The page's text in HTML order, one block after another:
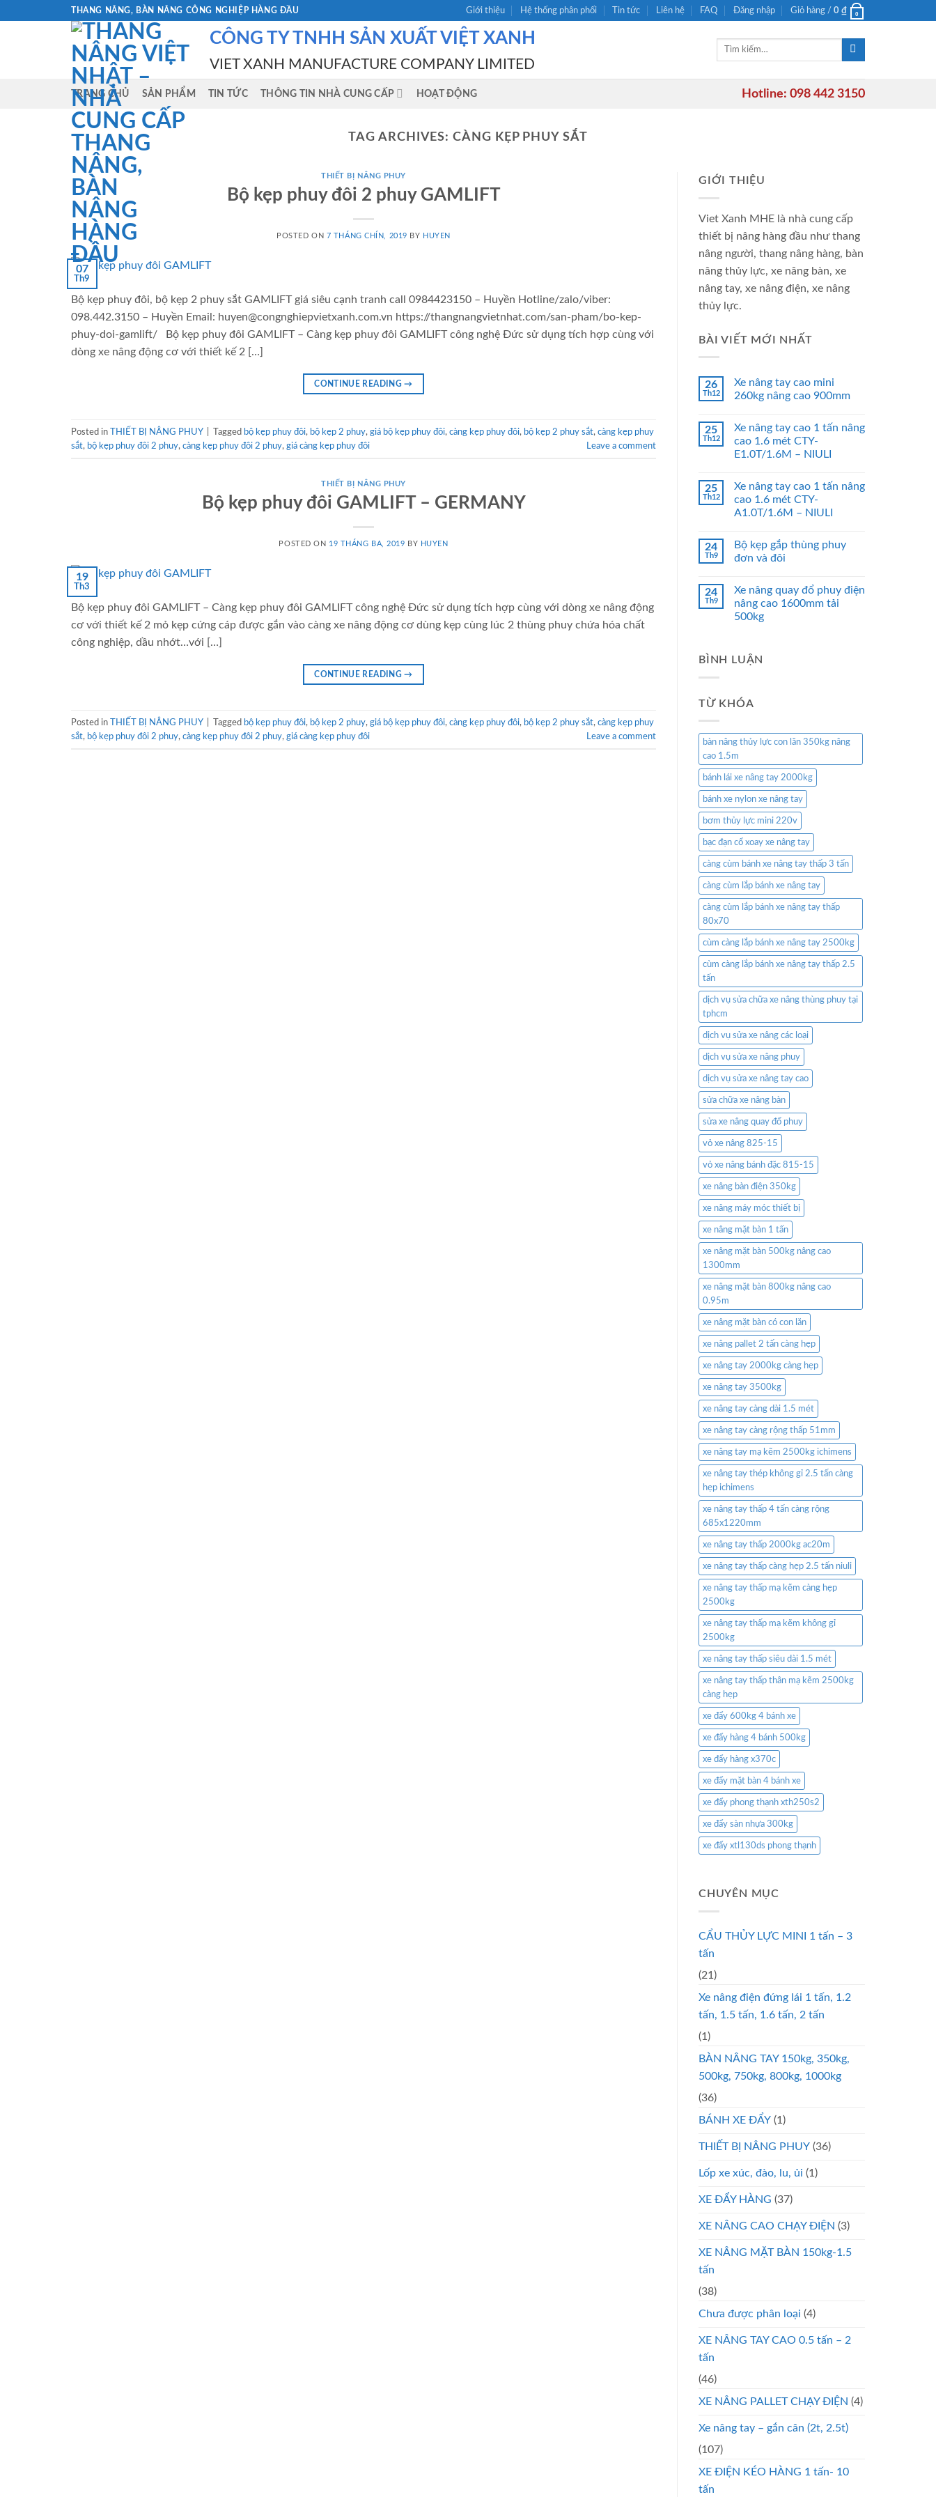
THANG NÂNG, BÀN NÂNG CÔNG NGHIỆP HÀNG ĐẦU Giới thiệu Hệ thống phân phối Tin tức Liên hệ FAQ Đăng nhập Giỏ hàng / 0 ₫ 0
CÔNG TY TNHH SẢN XUẤT VIỆT XANH
VIET XANH MANUFACTURE COMPANY LIMITED
Tìm
TRANG CHỦ SẢN PHẨM TIN TỨC THÔNG TIN NHÀ CUNG CẤP HOẠT ĐỘNG Hotline: 098 442 3150
TAG ARCHIVES:CÀNG KẸP PHUY SẮT
THIẾT BỊ NÂNG PHUY
Bộ kẹp phuy đôi 2 phuy GAMLIFT
POSTED ON 7 THÁNG CHÍN, 2019 BY HUYEN
07
Th9
Bộ kẹp phuy đôi, bộ kẹp 2 phuy sắt GAMLIFT giá siêu cạnh tranh call 0984423150 – Huyền Hotline/zalo/viber:
098.442.3150 – Huyền Email: huyen@congnghiepvietxanh.com.vn https://thangnangvietnhat.com/san-pham/bo-kep-
phuy-doi-gamlift/ Bộ kẹp phuy đôi GAMLIFT – Càng kẹp phuy đôi GAMLIFT công nghệ Đức sử dụng tích hợp cùng với
dòng xe nâng động cơ với thiết kế 2 […]
CONTINUE READING→
Posted in THIẾT BỊ NÂNG PHUY Tagged bộ kẹp phuy đôi, bộ kẹp 2 phuy, giá bộ kẹp phuy đôi, càng kẹp phuy đôi, bộ kẹp 2 phuy sắt, càng kẹp phuy
sắt, bộ kẹp phuy đôi 2 phuy, càng kẹp phuy đôi 2 phuy, giá càng kẹp phuy đôi Leave a comment
THIẾT BỊ NÂNG PHUY
Bộ kẹp phuy đôi GAMLIFT – GERMANY
POSTED ON 19 THÁNG BA, 2019 BY HUYEN
19
Th3
Bộ kẹp phuy đôi GAMLIFT – Càng kẹp phuy đôi GAMLIFT công nghệ Đức sử dụng tích hợp cùng với dòng xe nâng động
cơ với thiết kế 2 mỏ kẹp cứng cáp được gắn vào càng xe nâng động cơ dùng kẹp cùng lúc 2 thùng phuy chứa hóa chất
công nghiệp, dầu nhớt…với […]
CONTINUE READING→
Posted in THIẾT BỊ NÂNG PHUY Tagged bộ kẹp phuy đôi, bộ kẹp 2 phuy, giá bộ kẹp phuy đôi, càng kẹp phuy đôi, bộ kẹp 2 phuy sắt, càng kẹp phuy
sắt, bộ kẹp phuy đôi 2 phuy, càng kẹp phuy đôi 2 phuy, giá càng kẹp phuy đôi Leave a comment
GIỚI THIỆU
Viet Xanh MHE là nhà cung cấp
thiết bị nâng hàng đầu như thang
nâng người, thang nâng hàng, bàn
nâng thủy lực, xe nâng bàn, xe
nâng tay, xe nâng điện, xe nâng
thủy lực.
BÀI VIẾT MỚI NHẤT
26
Th12
Xe nâng tay cao mini
260kg nâng cao 900mm
25
Th12
Xe nâng tay cao 1 tấn nâng
cao 1.6 mét CTY-
E1.0T/1.6M – NIULI
25
Th12
Xe nâng tay cao 1 tấn nâng
cao 1.6 mét CTY-
A1.0T/1.6M – NIULI
24
Th9
Bộ kẹp gắp thùng phuy
đơn và đôi
24
Th9
Xe nâng quay đổ phuy điện
nâng cao 1600mm tải
500kg
BÌNH LUẬN
TỪ KHÓA
bàn nâng thủy lực con lăn 350kg nâng
cao 1.5m
bánh lái xe nâng tay 2000kg
bánh xe nylon xe nâng tay
bơm thủy lực mini 220v
bạc đạn cổ xoay xe nâng tay
càng cùm bánh xe nâng tay thấp 3 tấn
càng cùm lắp bánh xe nâng tay
càng cùm lắp bánh xe nâng tay thấp
80x70
cùm càng lắp bánh xe nâng tay 2500kg
cùm càng lắp bánh xe nâng tay thấp 2.5
tấn
dịch vụ sửa chữa xe nâng thùng phuy tại
tphcm
dịch vụ sửa xe nâng các loại
dịch vụ sửa xe nâng phuy
dịch vụ sửa xe nâng tay cao
sửa chữa xe nâng bàn
sửa xe nâng quay đổ phuy
vỏ xe nâng 825-15
vỏ xe nâng bánh đặc 815-15
xe nâng bàn điện 350kg
xe nâng máy móc thiết bị
xe nâng mặt bàn 1 tấn
xe nâng mặt bàn 500kg nâng cao
1300mm
xe nâng mặt bàn 800kg nâng cao
0.95m
xe nâng mặt bàn có con lăn
xe nâng pallet 2 tấn càng hẹp
xe nâng tay 2000kg càng hẹp
xe nâng tay 3500kg
xe nâng tay càng dài 1.5 mét
xe nâng tay càng rộng thấp 51mm
xe nâng tay mạ kẽm 2500kg ichimens
xe nâng tay thép không gỉ 2.5 tấn càng
hẹp ichimens
xe nâng tay thấp 4 tấn càng rộng
685x1220mm
xe nâng tay thấp 2000kg ac20m
xe nâng tay thấp càng hẹp 2.5 tấn niuli
xe nâng tay thấp mạ kẽm càng hẹp
2500kg
xe nâng tay thấp mạ kẽm không gỉ
2500kg
xe nâng tay thấp siêu dài 1.5 mét
xe nâng tay thấp thân mạ kẽm 2500kg
càng hẹp
xe đẩy 600kg 4 bánh xe
xe đẩy hàng 4 bánh 500kg
xe đẩy hàng x370c
xe đẩy mặt bàn 4 bánh xe
xe đẩy phong thạnh xth250s2
xe đẩy sàn nhựa 300kg
xe đẩy xtl130ds phong thạnh
CHUYÊN MỤC
CẨU THỦY LỰC MINI 1 tấn – 3
tấn
(21)
Xe nâng điện đứng lái 1 tấn, 1.2
tấn, 1.5 tấn, 1.6 tấn, 2 tấn
(1)
BÀN NÂNG TAY 150kg, 350kg,
500kg, 750kg, 800kg, 1000kg
(36)
BÁNH XE ĐẨY (1)
THIẾT BỊ NÂNG PHUY (36)
Lốp xe xúc, đào, lu, ủi (1)
XE ĐẨY HÀNG (37)
XE NÂNG CAO CHẠY ĐIỆN (3)
XE NÂNG MẶT BÀN 150kg-1.5
tấn
(38)
Chưa được phân loại (4)
XE NÂNG TAY CAO 0.5 tấn – 2
tấn
(46)
XE NÂNG PALLET CHẠY ĐIỆN (4)
Xe nâng tay – gắn cân (2t, 2.5t)
(107)
XE ĐIỆN KÉO HÀNG 1 tấn- 10
tấn